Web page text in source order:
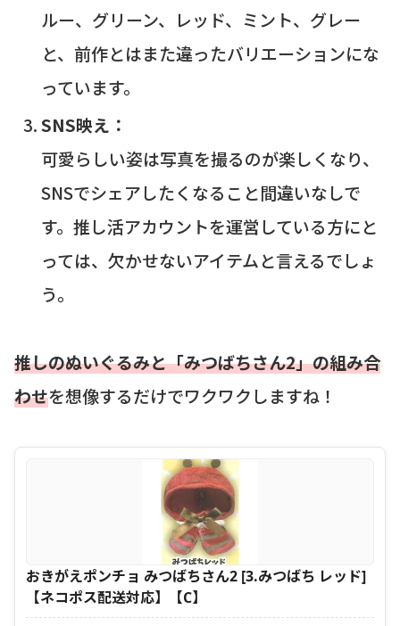
ルー、グリーン、レッド、ミント、グレー
と、前作とはまた違ったバリエーションにな
っています。
SNS映え：
可愛らしい姿は写真を撮るのが楽しくなり、
SNSでシェアしたくなること間違いなしで
す。推し活アカウントを運営している方にと
っては、欠かせないアイテムと言えるでしょ
う。
推しのぬいぐるみと「みつばちさん2」の組み合
わせを想像するだけでワクワクしますね！
おきがえポンチョ みつばちさん2 [3.みつばち レッド]
【ネコポス配送対応】【C】